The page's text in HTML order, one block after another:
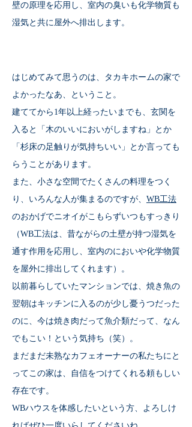
壁の原理を応用し、室内の臭いも化学物質も
湿気と共に屋外へ排出します。
はじめてみて思うのは、タカキホームの家で
よかったなあ、ということ。
建ててから1年以上経ったいまでも、玄関を
入ると「木のいいにおいがしますね」とか
「杉床の足触りが気持ちいい」とか言っても
らうことがあります。
また、小さな空間でたくさんの料理をつく
り、いろんな人が集まるのですが、 WB工法
のおかげでニオイがこもらずいつもすっきり
（WB工法は、昔ながらの土壁が持つ湿気を
通す作用を応用し、室内のにおいや化学物質
を屋外に排出してくれます）。
以前暮らしていたマンションでは、焼き魚の
翌朝はキッチンに入るのが少し憂うつだった
のに、今は焼き肉だって魚介類だって、なん
でもこい！という気持ち（笑）。
まだまだ未熟なカフェオーナーの私たちにと
ってこの家は、自信をつけてくれる頼もしい
存在です。
WBハウスを体感したいという方、よろしけ